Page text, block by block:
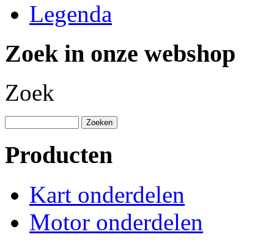
Legenda
Zoek in onze webshop
Zoek
Producten
Kart onderdelen
Motor onderdelen